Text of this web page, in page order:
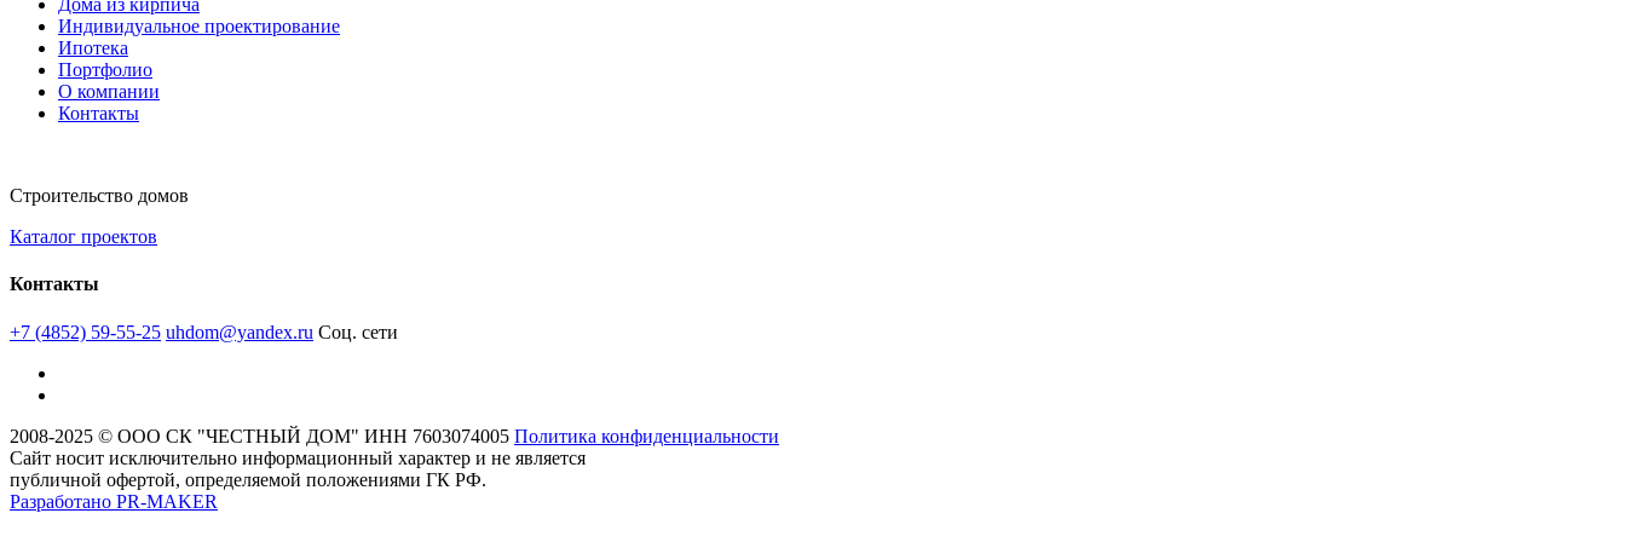
Дома из кирпича
Индивидуальное проектирование
Ипотека
Портфолио
О компании
Контакты
Строительство домов
Каталог проектов
Контакты
+7 (4852) 59-55-25 uhdom@yandex.ru Соц. сети
2008-2025 © ООО СК "ЧЕСТНЫЙ ДОМ" ИНН 7603074005 Политика конфиденциальности
Сайт носит исключительно информационный характер и не является
публичной офертой, определяемой положениями ГК РФ.
Разработано PR-MAKER